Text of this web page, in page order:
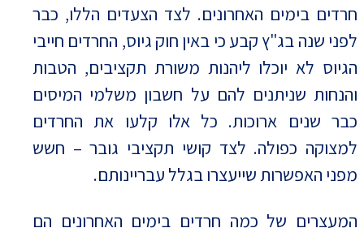
חרדים בימים האחרונים. לצד הצעדים הללו, כבר
לפני שנה בג"ץ קבע כי באין חוק גיוס, החרדים חייבי
הגיוס לא יוכלו ליהנות משורת תקציבים, הטבות
והנחות שניתנים להם על חשבון משלמי המיסים
כבר שנים ארוכות. כל אלו קלעו את החרדים
למצוקה כפולה. לצד קושי תקציבי גובר – חשש
מפני האפשרות שייעצרו בגלל עבריינותם.
המעצרים של כמה חרדים בימים האחרונים הם